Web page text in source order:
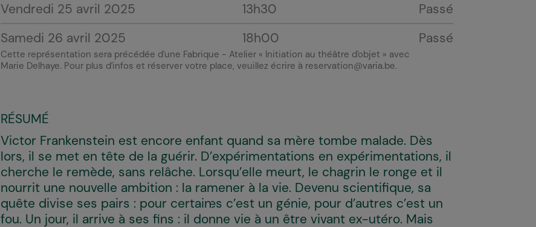
Vendredi 25 avril 2025 13h30
Passé
Samedi 26 avril 2025
Cette représentation sera précédée d'une Fabrique - Atelier « Initiation au théâtre d'objet » avec
Marie Delhaye. Pour plus d'infos et réserver votre place, veuillez écrire à reservation@varia.be.
18h00 Passé
RÉSUMÉ
Victor Frankenstein est encore enfant quand sa mère tombe malade. Dès
lors, il se met en tête de la guérir. D’expérimentations en expérimentations, il
cherche le remède, sans relâche. Lorsqu’elle meurt, le chagrin le ronge et il
nourrit une nouvelle ambition : la ramener à la vie. Devenu scientifique, sa
quête divise ses pairs : pour certain·es c’est un génie, pour d’autres c’est un
fou. Un jour, il arrive à ses fins : il donne vie à un être vivant ex-utéro. Mais